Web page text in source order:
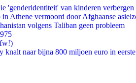
'genderidentiteit' van kinderen
Athene vermoord door Afghaanse
volgens Taliban geen probleem
naar bijna 800 miljoen euro in